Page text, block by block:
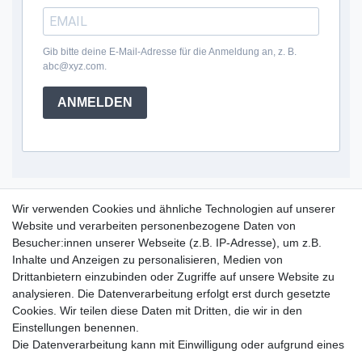
Gib bitte deine E-Mail-Adresse für die Anmeldung an, z. B.
abc@xyz.com.
ANMELDEN
Service Hotline
+49 (0) 52 50 / 99 290 30
Montag - Freitag, 09:00 - 15:30
Informationen
Zahlung und Versand
Garantieerklärung
Info Reklamationen
Wir verwenden Cookies und ähnliche Technologien auf unserer
Website und verarbeiten personenbezogene Daten von
Besucher:innen unserer Webseite (z.B. IP-Adresse), um z.B.
Inhalte und Anzeigen zu personalisieren, Medien von
Drittanbietern einzubinden oder Zugriffe auf unsere Website zu
analysieren. Die Datenverarbeitung erfolgt erst durch gesetzte
Cookies. Wir teilen diese Daten mit Dritten, die wir in den
Einstellungen benennen.
Die Datenverarbeitung kann mit Einwilligung oder aufgrund eines